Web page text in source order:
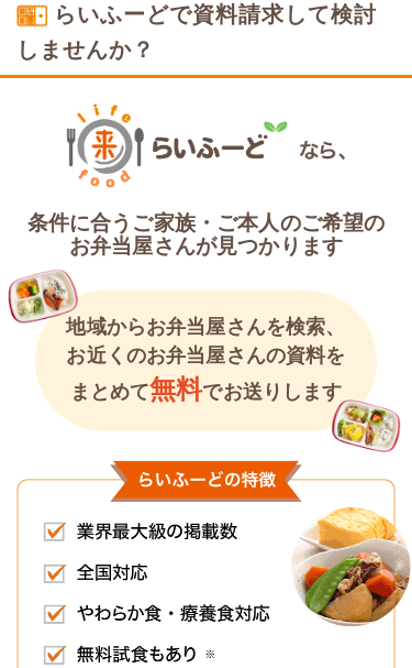
らいふーどで資料請求して検討
しませんか？
条件に合うご家族・ご本人のご希望の
お弁当屋さんが見つかります
地域からお弁当屋さんを検索、
お近くのお弁当屋さんの資料を
まとめて無料でお送りします